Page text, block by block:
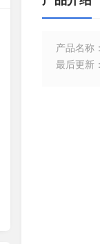
产品名称 ：
最后更新 ：